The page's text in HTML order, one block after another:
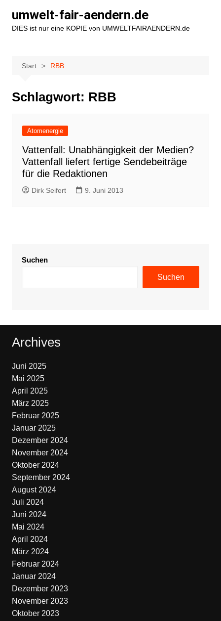
Inhalt
springen
umwelt-fair-aendern.de
DIES ist nur eine KOPIE von UMWELTFAIRAENDERN.de
Start RBB
Schlagwort: RBB
Atomenergie
Vattenfall: Unabhängigkeit der Medien?
Vattenfall liefert fertige Sendebeiträge
für die Redaktionen
Dirk Seifert 9. Juni 2013
Suchen
Suchen
Archives
Juni 2025
Mai 2025
April 2025
März 2025
Februar 2025
Januar 2025
Dezember 2024
November 2024
Oktober 2024
September 2024
August 2024
Juli 2024
Juni 2024
Mai 2024
April 2024
März 2024
Februar 2024
Januar 2024
Dezember 2023
November 2023
Oktober 2023